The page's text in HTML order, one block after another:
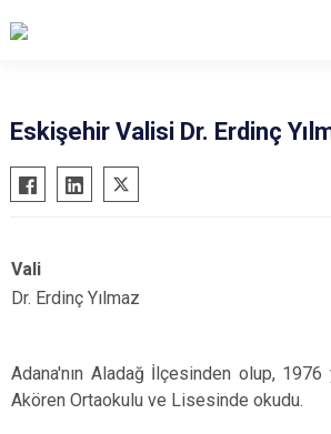
Eskişehir Valisi Dr. Erdinç
Vali
Dr. Erdinç Yılmaz
Adana'nın Aladağ İlçesinden olup,
Akören Ortaokulu ve Lisesinde okudu.